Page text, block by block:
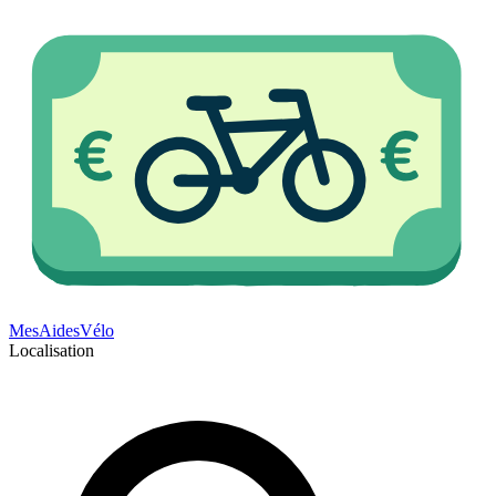
MesAidesVélo
Localisation